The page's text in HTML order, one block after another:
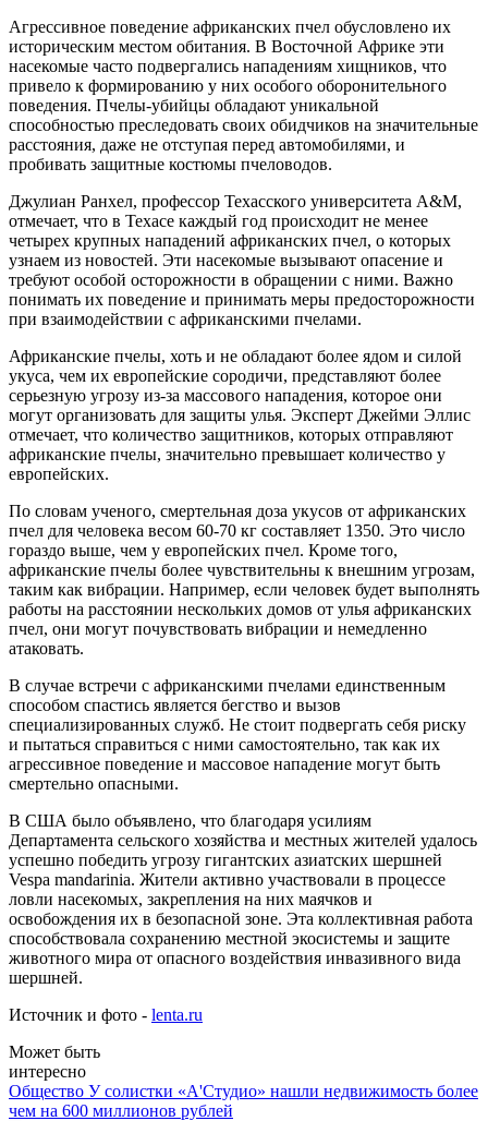
Агрессивное поведение африканских пчел обусловлено их
историческим местом обитания. В Восточной Африке эти
насекомые часто подвергались нападениям хищников, что
привело к формированию у них особого оборонительного
поведения. Пчелы-убийцы обладают уникальной
способностью преследовать своих обидчиков на значительные
расстояния, даже не отступая перед автомобилями, и
пробивать защитные костюмы пчеловодов.
Джулиан Ранхел, профессор Техасского университета A&M,
отмечает, что в Техасе каждый год происходит не менее
четырех крупных нападений африканских пчел, о которых
узнаем из новостей. Эти насекомые вызывают опасение и
требуют особой осторожности в обращении с ними. Важно
понимать их поведение и принимать меры предосторожности
при взаимодействии с африканскими пчелами.
Африканские пчелы, хоть и не обладают более ядом и силой
укуса, чем их европейские сородичи, представляют более
серьезную угрозу из-за массового нападения, которое они
могут организовать для защиты улья. Эксперт Джейми Эллис
отмечает, что количество защитников, которых отправляют
африканские пчелы, значительно превышает количество у
европейских.
По словам ученого, смертельная доза укусов от африканских
пчел для человека весом 60-70 кг составляет 1350. Это число
гораздо выше, чем у европейских пчел. Кроме того,
африканские пчелы более чувствительны к внешним угрозам,
таким как вибрации. Например, если человек будет выполнять
работы на расстоянии нескольких домов от улья африканских
пчел, они могут почувствовать вибрации и немедленно
атаковать.
В случае встречи с африканскими пчелами единственным
способом спастись является бегство и вызов
специализированных служб. Не стоит подвергать себя риску
и пытаться справиться с ними самостоятельно, так как их
агрессивное поведение и массовое нападение могут быть
смертельно опасными.
В США было объявлено, что благодаря усилиям
Департамента сельского хозяйства и местных жителей удалось
успешно победить угрозу гигантских азиатских шершней
Vespa mandarinia. Жители активно участвовали в процессе
ловли насекомых, закрепления на них маячков и
освобождения их в безопасной зоне. Эта коллективная работа
способствовала сохранению местной экосистемы и защите
животного мира от опасного воздействия инвазивного вида
шершней.
Источник и фото - lenta.ru
Может быть
интересно
Общество У солистки «А'Студио» нашли недвижимость более
чем на 600 миллионов рублей